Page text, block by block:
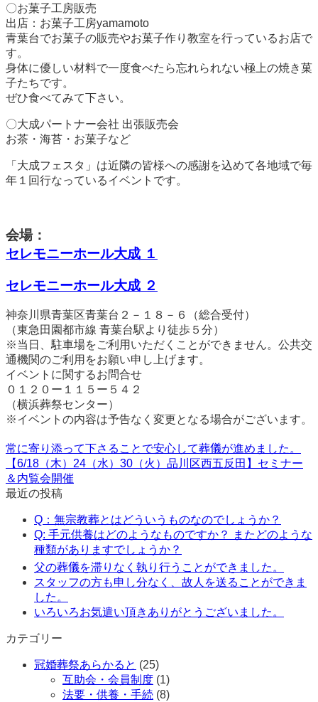
〇お菓子工房販売
出店：お菓子工房yamamoto
青葉台でお菓子の販売やお菓子作り教室を行っているお店で
す。
身体に優しい材料で一度食べたら忘れられない極上の焼き菓
子たちです。
ぜひ食べてみて下さい。
〇大成パートナー会社 出張販売会
お茶・海苔・お菓子など
「大成フェスタ」は近隣の皆様への感謝を込めて各地域で毎
年１回行なっているイベントです。
会場：
セレモニーホール大成 １
セレモニーホール大成 ２
神奈川県青葉区青葉台２－１８－６（総合受付）
（東急田園都市線 青葉台駅より徒歩５分）
※当日、駐車場をご利用いただくことができません。公共交
通機関のご利用をお願い申し上げます。
イベントに関するお問合せ
０１２０ー１１５ー５４２
（横浜葬祭センター）
※イベントの内容は予告なく変更となる場合がございます。
常に寄り添って下さることで安心して葬儀が進めました。
【6/18（木）24（水）30（火）品川区西五反田】セミナー
＆内覧会開催
最近の投稿
Q：無宗教葬とはどういうものなのでしょうか？
Q: 手元供養はどのようなものですか？ またどのような
種類がありますでしょうか？
父の葬儀を滞りなく執り行うことができました。
スタッフの方も申し分なく、故人を送ることができま
した。
いろいろお気遣い頂きありがとうございました。
カテゴリー
冠婚葬祭あらかると (25)
互助会・会員制度 (1)
法要・供養・手続 (8)